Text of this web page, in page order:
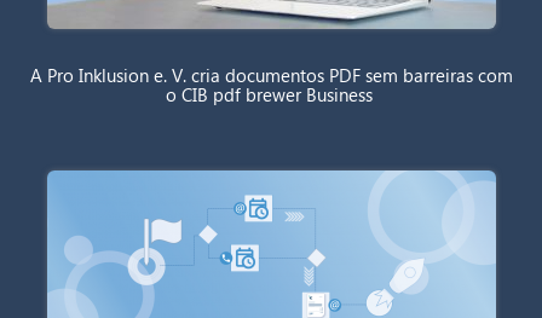
A Pro Inklusion e. V. cria documentos PDF sem barreiras com
o CIB pdf brewer Business